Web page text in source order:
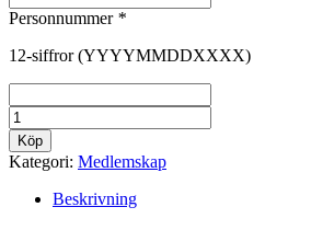
Personnummer *
12-siffror (YYYYMMDDXXXX)
Stödmedlem
2026
18+
år
mängd
Köp
Kategori: Medlemskap
Beskrivning